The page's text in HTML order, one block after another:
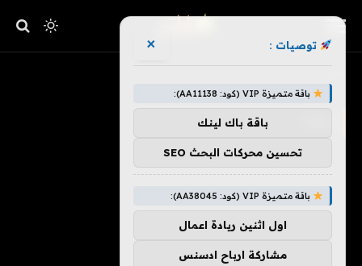
توصيات : ×
باقة متميزة VIP (كود: AA11138):
باقة باك لينك
تحسين محركات البحث SEO
باقة متميزة VIP (كود: AA38045):
اول اثنين ريادة اعمال
مشاركة ارباح ادسنس